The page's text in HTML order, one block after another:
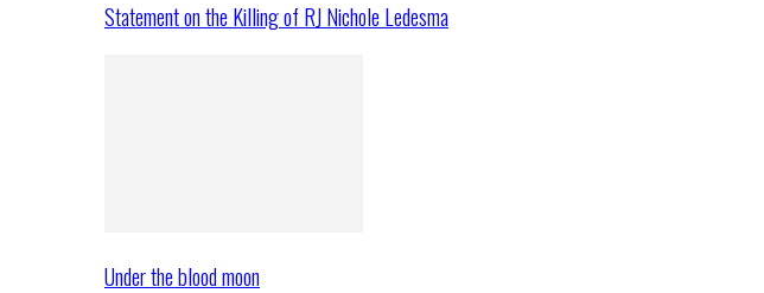
Statement on the Killing of RJ Nichole Ledesma
Under the blood moon